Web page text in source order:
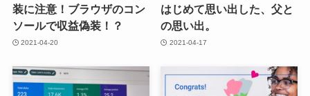
装に注意！ブラウザのコン
ソールで収益偽装！？
2021-04-20
はじめて思い出した、父と
の思い出。
2021-04-17